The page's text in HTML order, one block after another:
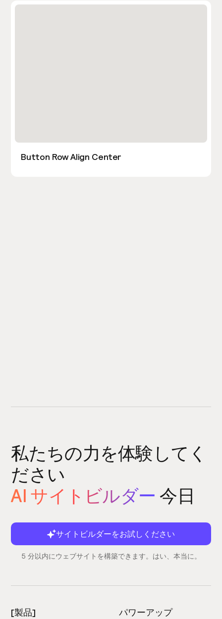
Button Row Align Center
私たちの力を体験してく
ださい
AI サイトビルダー 今日
サイトビルダーをお試しください
5 分以内にウェブサイトを構築できます。はい、本当に。
[製品] パワーアップ